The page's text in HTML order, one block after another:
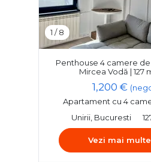
1 /8
Penthouse 4 camere de
Mircea Vodă | 127
1,200 €
Apartament cu 4
Unirii, Bucuresti
Vezi mai